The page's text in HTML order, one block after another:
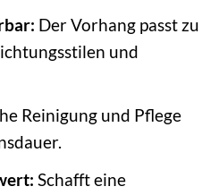
Der Vorhang passt zu
und
Reinigung und Pflege
Schafft eine